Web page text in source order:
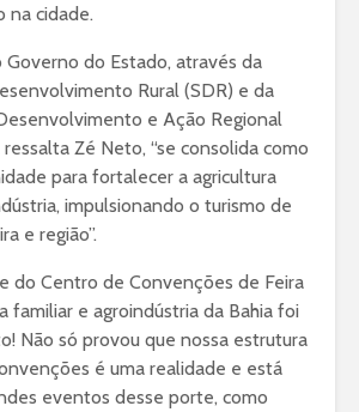
na cidade.
do Estado, através da
Rural (SDR) e da
e Ação Regional
ressalta Zé Neto, “se consolida como
para fortalecer a agricultura
impulsionando o turismo de
e região”.
do Centro de Convenções de Feira
familiar e agroindústria da Bahia foi
Não só provou que nossa estrutura
é uma realidade e está
eventos desse porte, como